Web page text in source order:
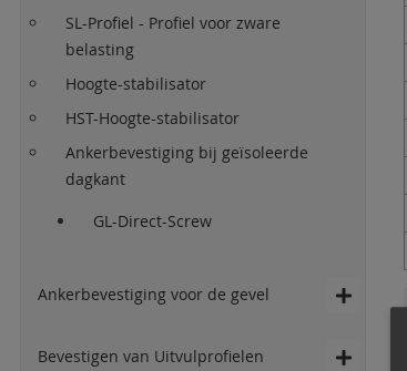
SL-Profiel - Profiel voor zware
belasting
Hoogte-stabilisator
HST-Hoogte-stabilisator
Ankerbevestiging bij geïsoleerde
dagkant
GL-Direct-Screw
Ankerbevestiging voor de gevel
Bevestigen van Uitvulprofielen